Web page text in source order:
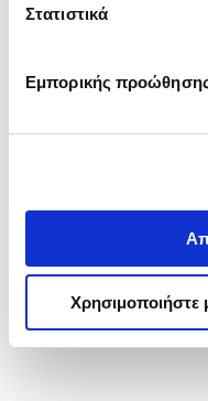
Στατιστικά
Εμπορικής
Χρησιμοποιήστε